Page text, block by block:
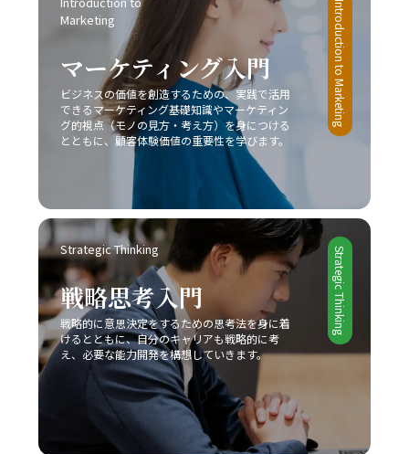
織全体での良好な情報共有が促進されることにより、ビジ
ネスの現場における成果が確実に向上するでしょう。
ります。市場は常に変動し続けており、今日の成功が明日
の成功を保証するものではないため、レッドオーシャンの
戦い方においては常に革新と挑戦の姿勢を維持しなければ
なりません。 今後、AIやIoT、さらにはブロックチェーン
技術など最先端技術の進展が加速することで、ビジネス環
境は一層複雑化するとみられます。しかし、このような変
動期においては、逆に新たなビジネスモデルや市場ニーズ
が生まれるチャンスも多く存在します。将来的には、従来
のレッドオーシャンの戦い方に加え、テクノロジーを駆使
したデジタル戦略との融合が、企業の競争力を左右する重
要な要素となることは間違いありません。そのため、今の
うちから情報収集や市場分析に注力し、柔軟かつ先見性の
ある戦略を構築することが求められます。 まとめ 本記事
では、2025年という変革の時代において、20代の若手ビ
ジネスマンが直面する厳しい市場環境の中で、「レッドオ
ーシャンの戦い方」の重要性とその具体的な戦略について
解説してきました。レッドオーシャンとは、既存市場にお
ける激しい競争環境を指し、価格競争や限られた市場シェ
ア、利益率の低下といったリスクが伴います。このような
中で成功するためには、他社との差別化、コストリーダー
シップ、ニッチ戦略など自社の強みを最大限に活かすアプ
ローチが不可欠です。また、デジタル技術や最新の市場動
向を取り入れることで、従来の戦略だけでなく新たなビジ
ネスモデルの構築が求められています。 今後のビジネス
でしょう。 完璧主義に陥らず、自分に過度な厳しさを課
さない点や、失敗を恐れずに挑戦する姿勢を持つことも、
先延ばし癖改善の鍵となります。たとえば、多少のミスや
失敗は成長過程の一部と捉え、次回への学びとすること
で、行動へのブレーキを緩めることができます。さらに、
周囲の信頼できる同僚や上司に適切に協力を求めること
で、タスクの分担や業務効率の向上にもつながり、結果と
して「後回し癖の改善」が促進されます。 総じて、先延
ばし癖の改善は単なる業務の効率化に留まらず、自己成長
やキャリアアップ、そして精神的健康に直結する課題で
す。20代の若手ビジネスマンは、日々の忙しさに追われ
る中で、この先延ばしという悪循環を断ち切り、主体的か
つ計画的な行動を身につけることが、将来的な成功に不可
欠であると言えるでしょう。一度自らの行動パターンを見
直し、ここで紹介した8つの方法を実践することで、徐々
に「後回し癖の改善」の効果を実感できるはずです。 最
終的には、先延ばし癖を克服し、時間とエネルギーを有効
活用するための意識改革が求められます。焦らず、一歩一
歩着実に、自己改善のプロセスを進めることが重要です。
皆さんが今後、業務上の課題を迅速かつ効果的に解決し、
自己成長を加速させる一助となることを心より願っていま
す。この取り組みが、豊かなキャリア形成と充実した人生
への道を切り開くための大きな一歩となるでしょう。
Marketing
マーケティング入門
ビジネスの価値を創造するための、実践で活用
できるマーケティング基礎知識やマーケティン
グ的視点（モノの見方・考え方）を身につける
とともに、顧客体験価値の重要性を学びます。
Introduction to Marketing
Strategic Thinking
戦略思考入門
戦略的に意思決定をするための思考法を身に着
けるとともに、自分のキャリアも戦略的に考
え、必要な能力開発を構想していきます。
Strategic Thinking